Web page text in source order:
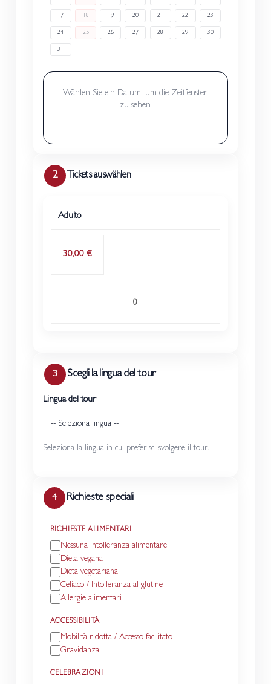
17 18 19 20 21 22 23
24 25 26 27 28 29 30
31
Wählen Sie ein Datum, um die Zeitfenster
zu sehen
2 Tickets auswählen
Tickettyp
Preis
Menge
Adulto
30,00 €
3 Scegli la lingua del tour
Lingua del tour
Seleziona la lingua in cui preferisci svolgere il tour.
4 Richieste speciali
RICHIESTE ALIMENTARI
Nessuna intolleranza alimentare
Dieta vegana
Dieta vegetariana
Celiaco / Intolleranza al glutine
Allergie alimentari
ACCESSIBILITÀ
Mobilità ridotta / Accesso facilitato
Gravidanza
CELEBRAZIONI